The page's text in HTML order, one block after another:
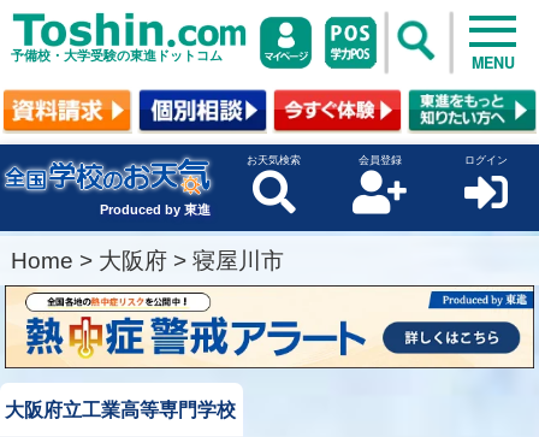
予備校・大学受験の東進ドットコム MENU
Produced by 東進
お天気検索 会員登録 ログイン
Home > 大阪府 > 寝屋川市
大阪府立工業高等専門学校